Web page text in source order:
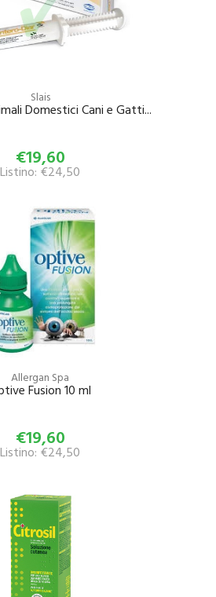
Slais
Domestici Cani e Gatti...
€19,60
Listino: €24,50
Allergan Spa
Fusion 10 ml
€19,60
Listino: €24,50